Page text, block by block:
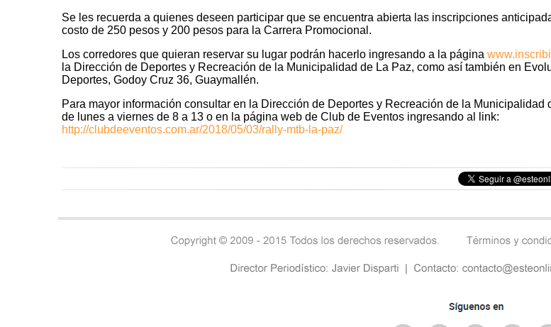
Se les recuerda a quienes deseen participar que se encuentra abierta las inscripciones
costo de 250 pesos y 200 pesos para la Carrera Promocional.
Los corredores que quieran reservar su lugar podrán hacerlo ingresando a la página
la Dirección de Deportes y Recreación de la Municipalidad de La Paz, como así también en
Deportes, Godoy Cruz 36, Guaymallén.
Para mayor información consultar en la Dirección de Deportes y Recreación de la Municipalidad
de lunes a viernes de 8 a 13 o en la página web de Club de Eventos ingresando al link:
http://clubdeeventos.com.ar/2018/05/03/rally-mtb-la-paz/